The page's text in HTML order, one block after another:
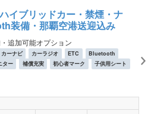
イブリッドカー・禁煙・ナ
装備・那覇空港送迎込み
追加可能オプション
カーナビ カーラジオ ETC
Bluetooth
ター
補償充実 初心者マーク 子供用シート